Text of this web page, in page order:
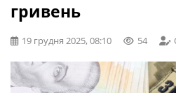
гривень
19 грудня 2025, 08:10 54